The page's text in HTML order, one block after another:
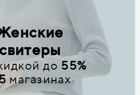
свитеры
до 55%
магазинах